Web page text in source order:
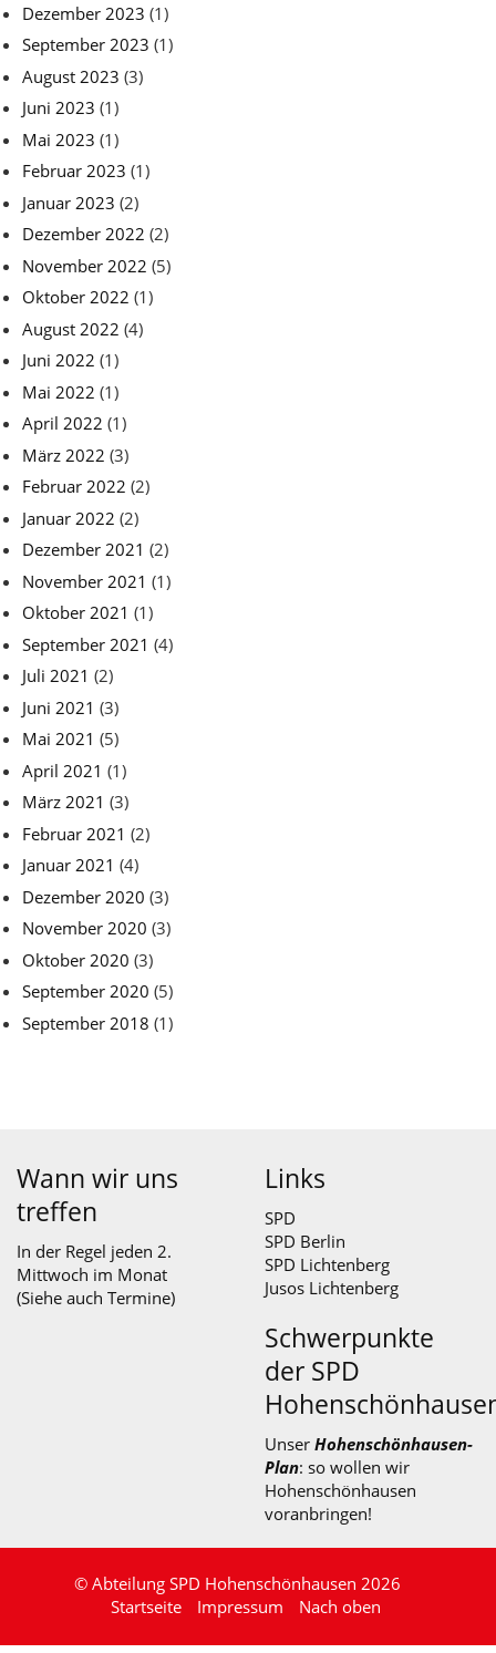
Dezember 2023 (1)
September 2023 (1)
August 2023 (3)
Juni 2023 (1)
Mai 2023 (1)
Februar 2023 (1)
Januar 2023 (2)
Dezember 2022 (2)
November 2022 (5)
Oktober 2022 (1)
August 2022 (4)
Juni 2022 (1)
Mai 2022 (1)
April 2022 (1)
März 2022 (3)
Februar 2022 (2)
Januar 2022 (2)
Dezember 2021 (2)
November 2021 (1)
Oktober 2021 (1)
September 2021 (4)
Juli 2021 (2)
Juni 2021 (3)
Mai 2021 (5)
April 2021 (1)
März 2021 (3)
Februar 2021 (2)
Januar 2021 (4)
Dezember 2020 (3)
November 2020 (3)
Oktober 2020 (3)
September 2020 (5)
September 2018 (1)
Wann wir uns
treffen
In der Regel jeden 2.
Mittwoch im Monat
(Siehe auch Termine)
Links
SPD
SPD Berlin
SPD Lichtenberg
Jusos Lichtenberg
Schwerpunkte
der SPD
Unser Hohenschönhausen-
Plan: so wollen wir
Hohenschönhausen
voranbringen!
© Abteilung SPD Hohenschönhausen 2026
Startseite
Impressum Nach oben